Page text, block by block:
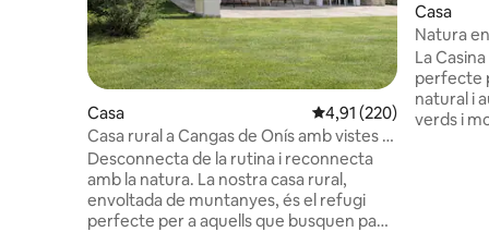
Casa 4,91 de puntuació
4,91 (220)
Casa rural a Cangas de Onís amb vistes a
la posta de sol
Desconnecta de la rutina i reconnecta
amb la natura. La nostra casa rural,
envoltada de muntanyes, és el refugi
perfecte per a aquells que busquen pau i
Casa
Natura
del Prau
La
perfecte
natural i
verds i